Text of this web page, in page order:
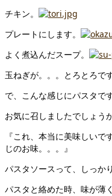
チキン。
プレートにします。
よく煮込んだスープ。
玉ねぎが。。。とろとろで
で、こんな感じにパスタです
お気に召しましたでしょう
『これ、本当に美味しい
じのお味。。。』
パスタソースって、しっか
パスタと絡めた時、味が薄